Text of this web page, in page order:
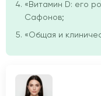
«Витамин D: его
Сафонов;
«Общая и